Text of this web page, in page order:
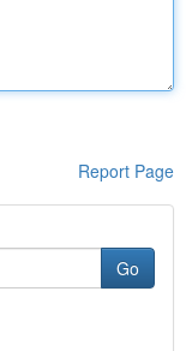
Report Page
Go